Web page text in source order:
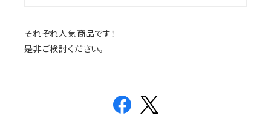
それぞれ人気商品です！
是非ご検討ください。